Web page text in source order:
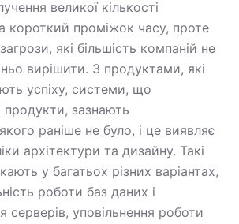
великої кількості
короткий проміжок часу, проте
які більшість компаній не
вирішити. З продуктами, які
успіху, системи, що
продукти, зазнають
раніше не було, і це виявляє
архітектури та дизайну. Такі
у багатьох різних варіантах,
роботи баз даних і
серверів, уповільнення роботи